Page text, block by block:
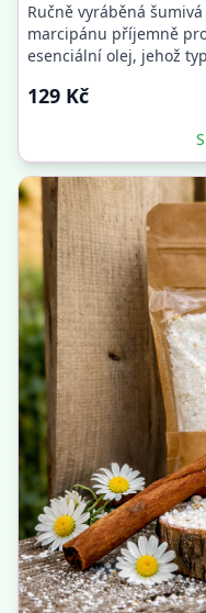
Ručně vyráběná
marcipánu příjemně
esenciální olej, jehož
129 Kč